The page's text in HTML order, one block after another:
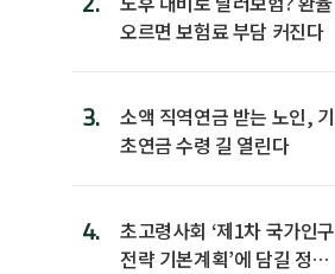
오르면 보험료 부담 커진다
3.
소액 직역연금 받는 노인, 기
초연금 수령 길 열린다
4.
초고령사회 ‘제1차 국가인구
전략 기본계획’에 담길 정책